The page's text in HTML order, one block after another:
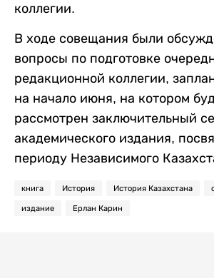
коллегии.
В ходе совещания были
вопросы по подготовке
редакционной коллегии,
на начало июня, на котором
рассмотрен заключительный
академического издания,
периоду Независимого
книга История История Казахстана
издание Ерлан Карин